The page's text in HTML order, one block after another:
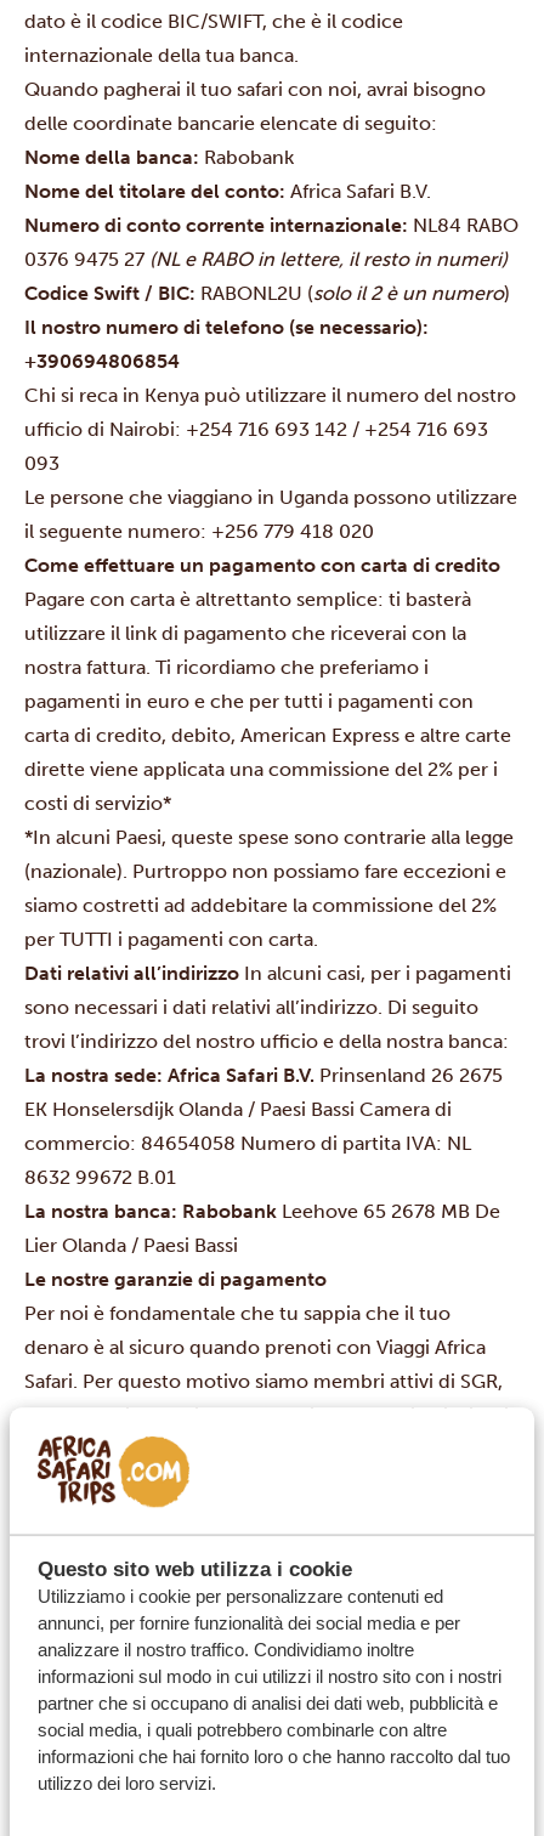
Questo sito web utilizza i cookie
Utilizziamo i cookie per personalizzare contenuti ed
annunci, per fornire funzionalità dei social media e per
analizzare il nostro traffico. Condividiamo inoltre
informazioni sul modo in cui utilizzi il nostro sito con i nostri
partner che si occupano di analisi dei dati web, pubblicità e
social media, i quali potrebbero combinarle con altre
informazioni che hai fornito loro o che hanno raccolto dal tuo
utilizzo dei loro servizi.
dato è il codice BIC/SWIFT, che è il codice
internazionale della tua banca.
Quando pagherai il tuo safari con noi, avrai bisogno
delle coordinate bancarie elencate di seguito:
Nome della banca: Rabobank
Nome del titolare del conto: Africa Safari B.V.
Numero di conto corrente internazionale: NL84 RABO
0376 9475 27 (NL e RABO in lettere, il resto in numeri)
Codice Swift / BIC: RABONL2U (solo il 2 è un numero)
Il nostro numero di telefono (se necessario):
+390694806854
Chi si reca in Kenya può utilizzare il numero del nostro
ufficio di Nairobi: +254 716 693 142 / +254 716 693
093
Le persone che viaggiano in Uganda possono utilizzare
il seguente numero: +256 779 418 020
Come effettuare un pagamento con carta di credito
Pagare con carta è altrettanto semplice: ti basterà
utilizzare il link di pagamento che riceverai con la
nostra fattura. Ti ricordiamo che preferiamo i
pagamenti in euro e che per tutti i pagamenti con
carta di credito, debito, American Express e altre carte
dirette viene applicata una commissione del 2% per i
costi di servizio*
*In alcuni Paesi, queste spese sono contrarie alla legge
(nazionale). Purtroppo non possiamo fare eccezioni e
siamo costretti ad addebitare la commissione del 2%
per TUTTI i pagamenti con carta.
Dati relativi all’indirizzo In alcuni casi, per i pagamenti
sono necessari i dati relativi all’indirizzo. Di seguito
trovi l’indirizzo del nostro ufficio e della nostra banca:
La nostra sede: Africa Safari B.V. Prinsenland 26 2675
EK Honselersdijk Olanda / Paesi Bassi Camera di
commercio: 84654058 Numero di partita IVA: NL
8632 99672 B.01
La nostra banca: Rabobank Leehove 65 2678 MB De
Lier Olanda / Paesi Bassi
Le nostre garanzie di pagamento
Per noi è fondamentale che tu sappia che il tuo
denaro è al sicuro quando prenoti con Viaggi Africa
Safari. Per questo motivo siamo membri attivi di SGR,
per i servizi di viaggio acquistati tramite i suoi affiliati.
Il fondo SGR ti offre una protezione finanziaria
pienamente accreditato e vincolato, con il numero di
membro SGR-3700. Il nostro certificato SGR può
essere consultato a questo link:
https://www.sgr.nl/accounts/afrika-safari-bv/